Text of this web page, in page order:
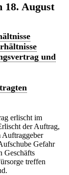
18. August
und
erlischt im
der Auftrag,
Auftraggeber
Gefahr
Geschäfts
treffen